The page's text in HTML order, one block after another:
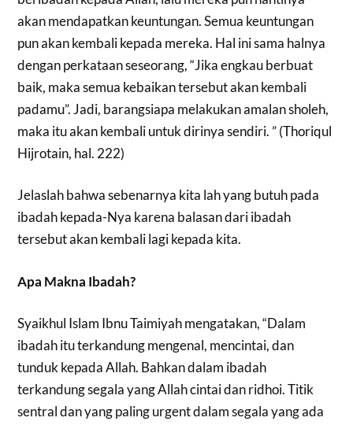
akan mendapatkan keuntungan. Semua keuntungan
pun akan kembali kepada mereka. Hal ini sama halnya
dengan perkataan seseorang, “Jika engkau berbuat
baik, maka semua kebaikan tersebut akan kembali
padamu”. Jadi, barangsiapa melakukan amalan sholeh,
maka itu akan kembali untuk dirinya sendiri. ” (Thoriqul
Hijrotain, hal. 222)
Jelaslah bahwa sebenarnya kita lah yang butuh pada
ibadah kepada-Nya karena balasan dari ibadah
tersebut akan kembali lagi kepada kita.
Apa Makna Ibadah?
Syaikhul Islam Ibnu Taimiyah mengatakan, “Dalam
ibadah itu terkandung mengenal, mencintai, dan
tunduk kepada Allah. Bahkan dalam ibadah
terkandung segala yang Allah cintai dan ridhoi. Titik
sentral dan yang paling urgent dalam segala yang ada